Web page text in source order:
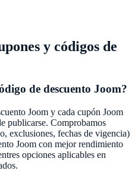
y códigos de
de descuento Joom?
Joom y cada cupón Joom
publicarse. Comprobamos
exclusiones, fechas de vigencia)
Joom con mejor rendimiento
opciones aplicables en